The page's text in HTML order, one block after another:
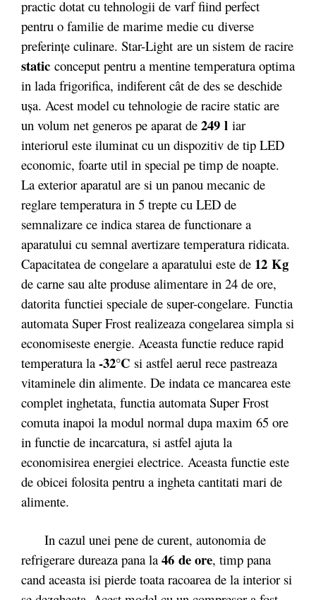
practic dotat cu tehnologii de varf fiind perfect
pentru o familie de marime medie cu diverse
preferințe culinare. Star-Light are un sistem de racire
static conceput pentru a mentine temperatura optima
in lada frigorifica, indiferent cât de des se deschide
ușa. Acest model cu tehnologie de racire static are
un volum net generos pe aparat de 249 l iar
interiorul este iluminat cu un dispozitiv de tip LED
economic, foarte util in special pe timp de noapte.
La exterior aparatul are si un panou mecanic de
reglare temperatura in 5 trepte cu LED de
semnalizare ce indica starea de functionare a
aparatului cu semnal avertizare temperatura ridicata.
Capacitatea de congelare a aparatului este de 12 Kg
de carne sau alte produse alimentare in 24 de ore,
datorita functiei speciale de super-congelare. Functia
automata Super Frost realizeaza congelarea simpla si
economiseste energie. Aceasta functie reduce rapid
temperatura la -32°C si astfel aerul rece pastreaza
vitaminele din alimente. De indata ce mancarea este
complet inghetata, functia automata Super Frost
comuta inapoi la modul normal dupa maxim 65 ore
in functie de incarcatura, si astfel ajuta la
economisirea energiei electrice. Aceasta functie este
de obicei folosita pentru a ingheta cantitati mari de
alimente.
In cazul unei pene de curent, autonomia de
refrigerare dureaza pana la 46 de ore, timp pana
cand aceasta isi pierde toata racoarea de la interior si